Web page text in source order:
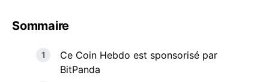
Sommaire
Ce Coin Hebdo est sponsorisé par
BitPanda